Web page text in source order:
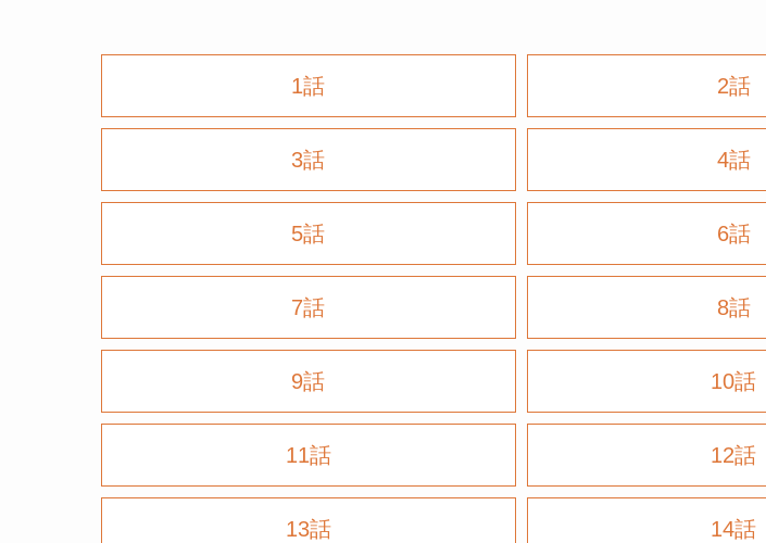
1話 2話
3話 4話
5話 6話
7話 8話
9話 10話
11話 12話
13話 14話